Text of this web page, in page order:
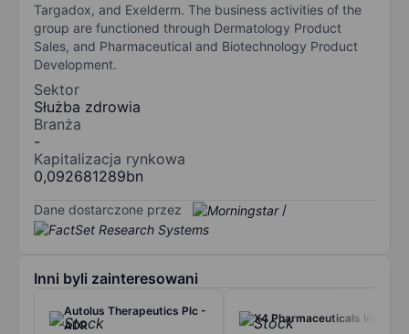
Targadox, and Exelderm. The business activities of the
group are functioned through Dermatology Product
Sales, and Pharmaceutical and Biotechnology Product
Development.
Sektor
Służba zdrowia
Branża
-
Kapitalizacja rynkowa
0,092681289bn
Dane dostarczone przez /
Inni byli zainteresowani
Autolus Therapeutics Plc -
ADR
X4 Pharmaceuticals Inc.